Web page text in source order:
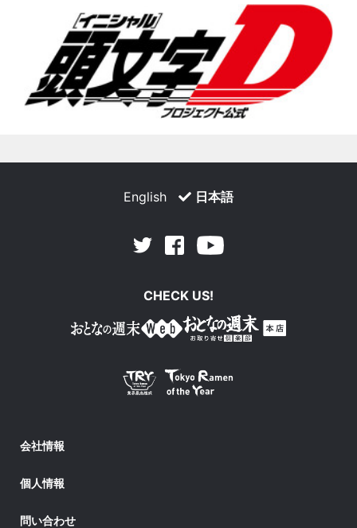
English 日本語
Twitter Facebook
CHECK US!
会社情報
個人情報
問い合わせ